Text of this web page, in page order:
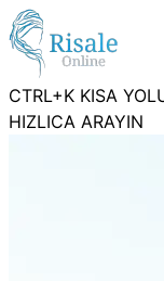
CTRL+K KISA
HIZLICA ARAYIN